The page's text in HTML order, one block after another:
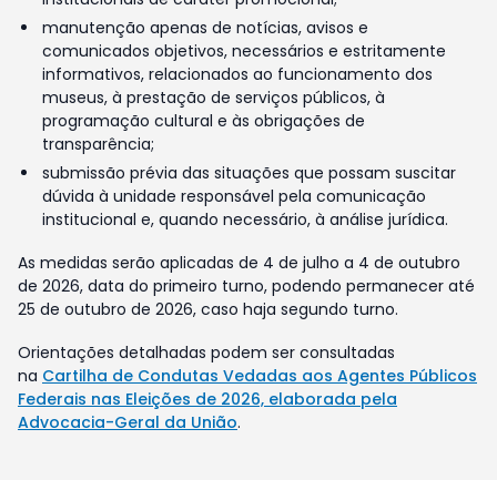
manutenção apenas de notícias, avisos e
comunicados objetivos, necessários e estritamente
informativos, relacionados ao funcionamento dos
museus, à prestação de serviços públicos, à
programação cultural e às obrigações de
transparência;
submissão prévia das situações que possam suscitar
dúvida à unidade responsável pela comunicação
institucional e, quando necessário, à análise jurídica.
As medidas serão aplicadas de 4 de julho a 4 de outubro
de 2026, data do primeiro turno, podendo permanecer até
25 de outubro de 2026, caso haja segundo turno.
Orientações detalhadas podem ser consultadas
na Cartilha de Condutas Vedadas aos Agentes Públicos
Federais nas Eleições de 2026, elaborada pela
Advocacia-Geral da União.